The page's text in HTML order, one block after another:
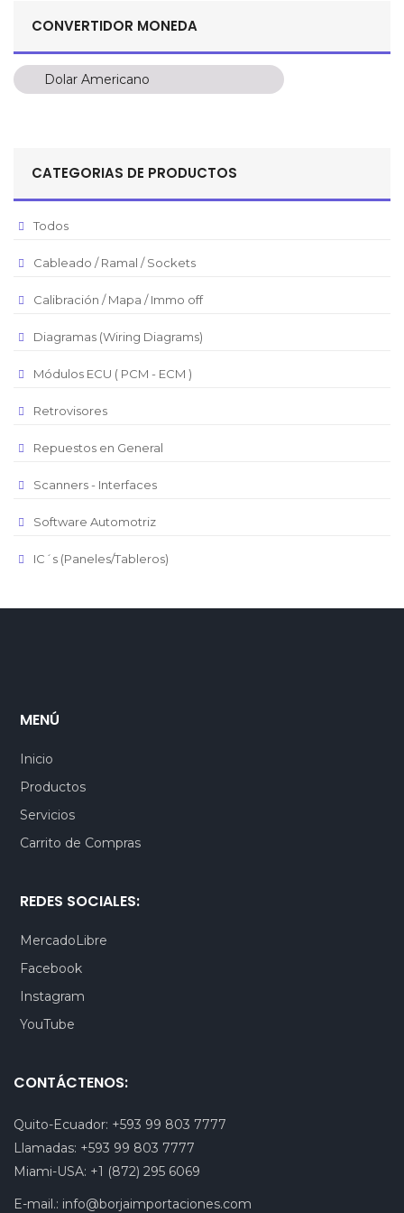
CONVERTIDOR MONEDA
Dolar Americano
Dolar Americano
Pesos Mexicanos
Euro
Real Brasilero
CATEGORIAS DE PRODUCTOS
Todos
Cableado / Ramal / Sockets
Calibración / Mapa / Immo off
Diagramas (Wiring Diagrams)
Módulos ECU ( PCM - ECM )
Retrovisores
Repuestos en General
Scanners - Interfaces
Software Automotriz
IC´s (Paneles/Tableros)
MENÚ
Inicio
Productos
Servicios
Carrito de Compras
REDES SOCIALES:
MercadoLibre
Facebook
Instagram
YouTube
CONTÁCTENOS:
Quito-Ecuador: +593 99 803 7777
Llamadas: +593 99 803 7777
Miami-USA: +1 (872) 295 6069
E-mail.: info@borjaimportaciones.com